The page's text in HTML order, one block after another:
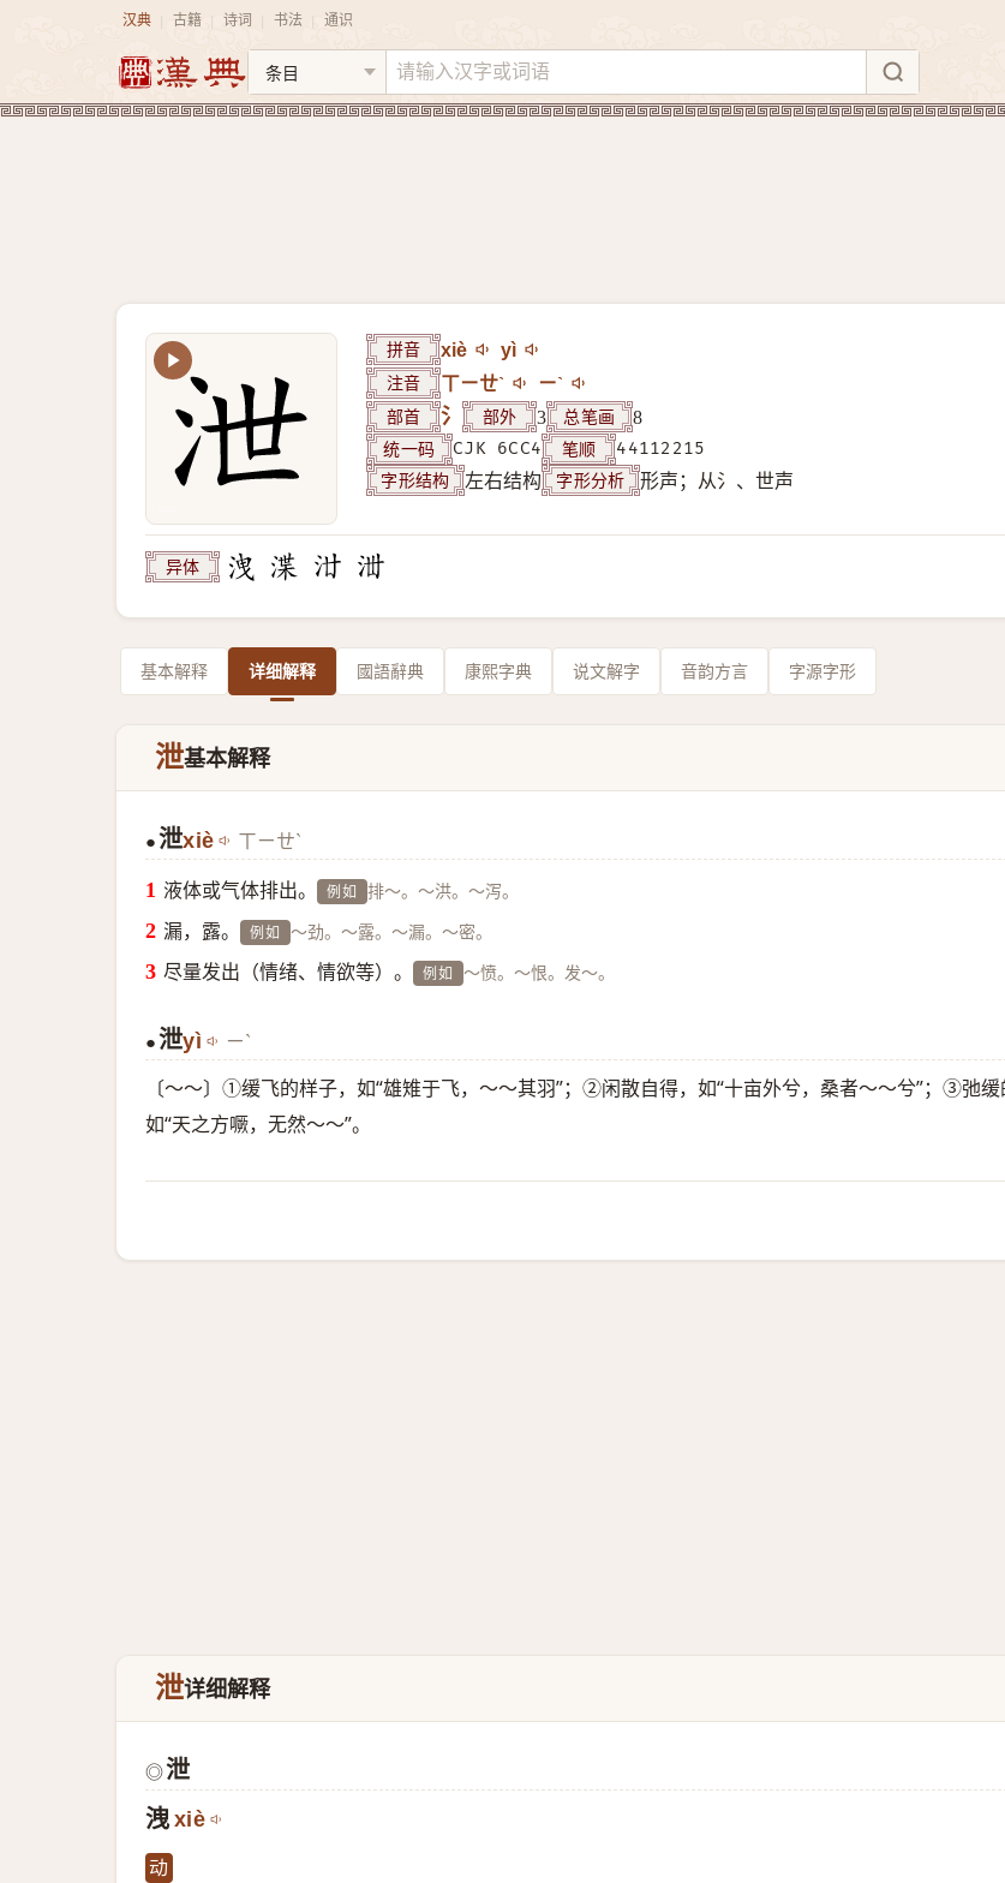
汉典 古籍 诗词 书法 通识
拼音 xiè yì
注音 ㄒㄧㄝˋ ㄧˋ
部首 氵 部外 3 总笔画 8
统一码 CJK 6CC4 笔顺 44112215
字形结构 左右结构 字形分析 形声；从氵、世声
异体
基本解释 详细解释 國語辭典 康熙字典 说文解字 音韵方言 字源字形
泄基本解释
● 泄xiè ㄒㄧㄝˋ
液体或气体排出。 例如 排～。～洪。～泻。
漏，露。 例如 ～劲。～露。～漏。～密。
尽量发出（情绪、情欲等）。 例如 ～愤。～恨。发～。
● 泄yì ㄧˋ
〔～～〕①缓飞的样子，如“雄雉于飞，～～其羽”；②闲散自得，如“十亩外兮，桑者～～兮”；③弛缓
如“天之方噘，无然～～”。
泄详细解释
◎泄
洩 xiè
动